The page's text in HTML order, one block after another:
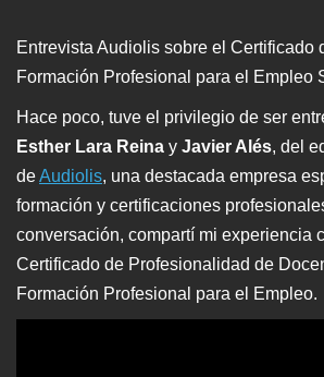
Entrevista Audiolis sobre el Certificado
Formación Profesional para el Empleo
Hace poco, tuve el privilegio de ser
Esther Lara Reina y Javier Alés, del
deAudiolis, una destacada empresa
formación y certificaciones
conversación, compartí mi experiencia
Certificado de Profesionalidad de
Formación Profesional para el Empleo.